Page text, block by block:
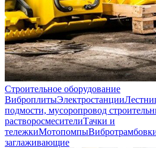
Строительное оборудование
ВиброплитыЭлектростанции
подмости, мусоропровод
растворосмесителиТачки и
тележкиМотопомпы
заглаживающие